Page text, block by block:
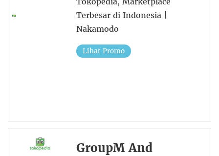
Terbesar di Indonesia |
Nakamodo
Lihat Promo
GroupM And